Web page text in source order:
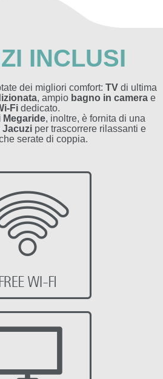
INCLUSI
dei migliori comfort: TV di ultima
, ampio bagno in camerae
Fidedicato.
Megaride, inoltre, è fornita di una
Jacuzi per trascorrere rilassanti e
serate di coppia.